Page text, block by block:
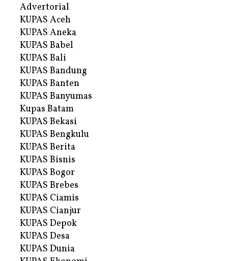
Advertorial
KUPAS Aceh
KUPAS Aneka
KUPAS Babel
KUPAS Bali
KUPAS Bandung
KUPAS Banten
KUPAS Banyumas
Kupas Batam
KUPAS Bekasi
KUPAS Bengkulu
KUPAS Berita
KUPAS Bisnis
KUPAS Bogor
KUPAS Brebes
KUPAS Ciamis
KUPAS Cianjur
KUPAS Depok
KUPAS Desa
KUPAS Dunia